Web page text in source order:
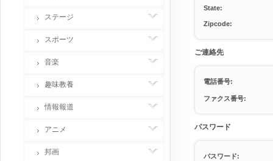
State:
Zipcode:
ご連絡先
電話番号:
ファクス番号:
パスワード
パスワード:
ステージ
スポーツ
音楽
趣味教養
情報報道
アニメ
邦画